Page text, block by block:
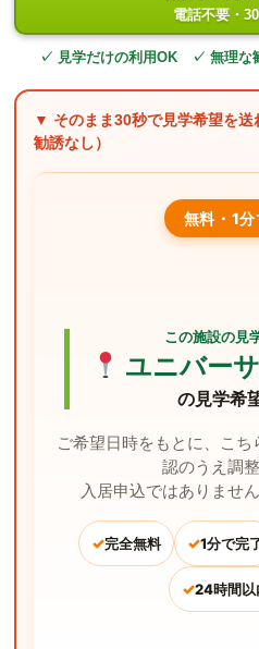
電話不要・
✓ 見学だけの利用OK ✓ 無理な
▼ そのまま30秒で見学希望を送
勧誘なし）
無料・1
この施設の見
ユニバー
の見学希
ご希望日時をもとに、こ
認のうえ調整
入居申込ではありませ
✓完全無料 ✓1分で完
✓24時間以